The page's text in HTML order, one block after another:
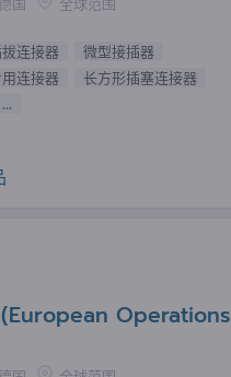
拔连接器
微型接插器
用连接器
长方形插塞连接器
...
Operations